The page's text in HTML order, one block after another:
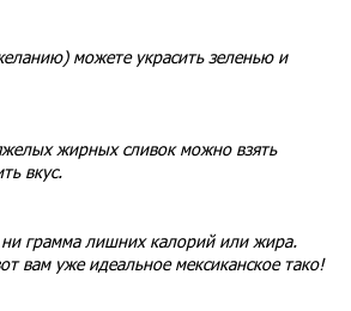
можете украсить зеленью и
жирных сливок можно взять
вкус.
грамма лишних калорий или жира.
вам уже идеальное мексиканское тако!